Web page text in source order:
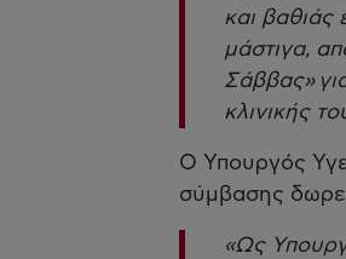
και
μάστιγα,
Σάββας»
κλινικής
Ο Υπουργός
σύμβασης
«Ως